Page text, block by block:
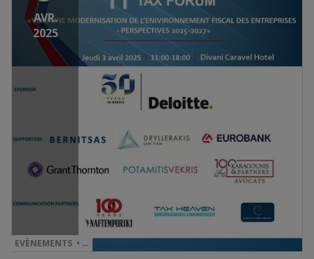
AVR.
2025
EVÈNEMENTS • …